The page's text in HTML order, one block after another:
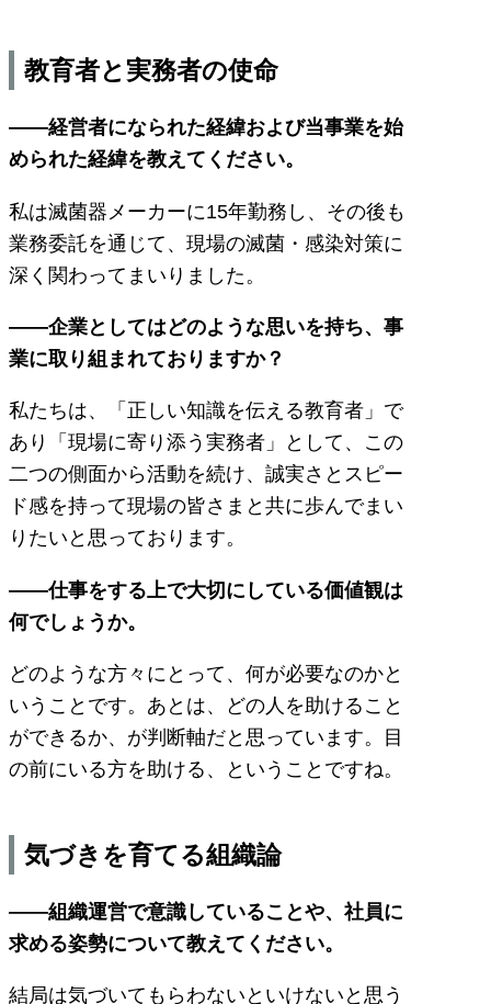
教育者と実務者の使命
――経営者になられた経緯および当事業を始
められた経緯を教えてください。
私は滅菌器メーカーに15年勤務し、その後も
業務委託を通じて、現場の滅菌・感染対策に
深く関わってまいりました。
――企業としてはどのような思いを持ち、事
業に取り組まれておりますか？
私たちは、「正しい知識を伝える教育者」で
あり「現場に寄り添う実務者」として、この
二つの側面から活動を続け、誠実さとスピー
ド感を持って現場の皆さまと共に歩んでまい
りたいと思っております。
――仕事をする上で大切にしている価値観は
何でしょうか。
どのような方々にとって、何が必要なのかと
いうことです。あとは、どの人を助けること
ができるか、が判断軸だと思っています。目
の前にいる方を助ける、ということですね。
気づきを育てる組織論
――組織運営で意識していることや、社員に
求める姿勢について教えてください。
結局は気づいてもらわないといけないと思う